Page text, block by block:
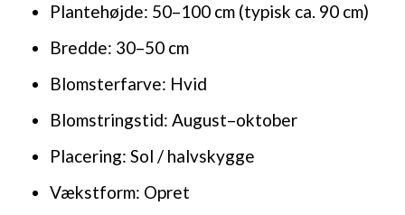
Plantehøjde: 50–100 cm (typisk ca. 90 cm)
Bredde: 30–50 cm
Blomsterfarve: Hvid
Blomstringstid: August–oktober
Placering: Sol / halvskygge
Vækstform: Opret